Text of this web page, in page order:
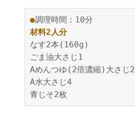
●調理時間：10分
材料2人分
なす2本(160g)
ごま油大さじ1
Aめんつゆ(2倍濃縮)大さじ2
A水大さじ4
青じそ2枚